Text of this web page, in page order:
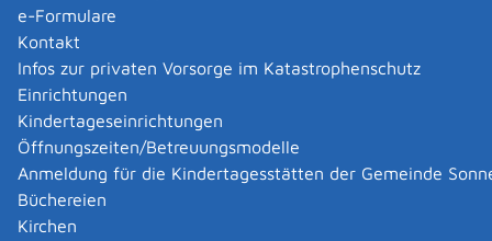
e-Formulare
Kontakt
Infos zur privaten Vorsorge im Katastrophenschutz
Einrichtungen
Kindertageseinrichtungen
Öffnungszeiten/Betreuungsmodelle
Anmeldung für die Kindertagesstätten der Gemeinde
Büchereien
Kirchen
stehen ebenso auf unserer Speisekarte wie der gute Wein dazu.
Für Gruppen und Familienfeiern stehen wir Ihnen ebenso gerne
zur Verfügung wie für das gemütliche Essen zu zweit oder eine
zünftige Stammtischrunde.
Unsere Öffnungszeiten sind von 11.00 - 14.00 Uhr und dann ab
16.30 Uhr.
Zurück